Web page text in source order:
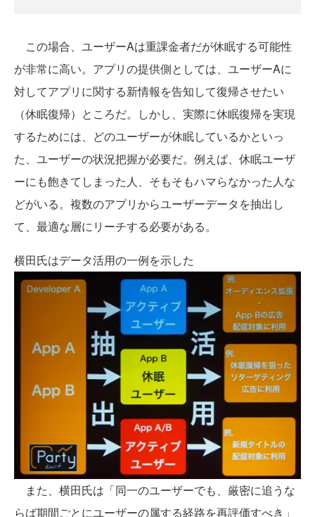
この場合、ユーザーAは重課金者だが休眠する可能性
が非常に高い。アプリの提供側としては、ユーザーAに
対してアプリに関する新情報を告知して復帰させたい
（休眠復帰）ところだ。しかし、実際に休眠復帰を実現
するためには、どのユーザーが休眠しているかといっ
た、ユーザーの状況把握が必要だ。例えば、休眠ユーザ
ーにも飽きてしまった人、そもそもハマらなかった人な
どがいる。複数のアプリからユーザーデータを抽出し
て、最適な層にリーチする必要がある。
横田氏はデータ活用の一例を示した
また、横田氏は「同一のユーザーでも、厳密に追うな
らば期間ごとにユーザーの属する経路を再評価すべき」